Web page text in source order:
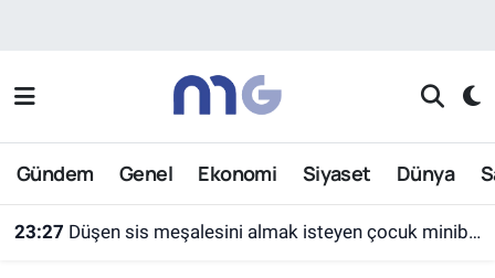
Gündem Genel Ekonomi Siyaset Dünya
23:27 Düşen sis meşalesini almak isteyen çocuk minibüsün altında kaldı
Nöbetçi Eczaneler
Hava Durumu